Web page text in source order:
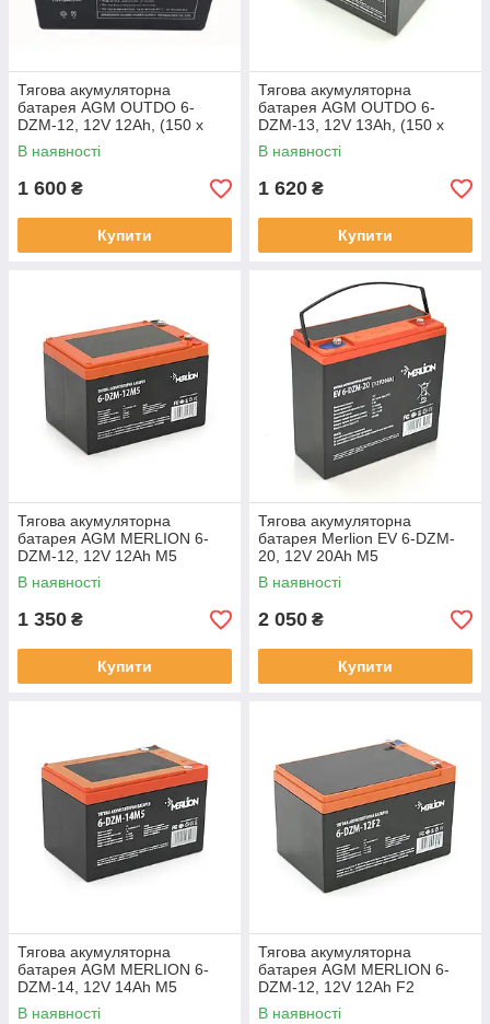
Тягова акумуляторна
батарея AGM OUTDO 6-
DZM-12, 12V 12Ah, (150 х
100 х 96), Q4
В наявності
1 600 ₴
Купити
Тягова акумуляторна
батарея AGM OUTDO 6-
DZM-13, 12V 13Ah, (150 х
100 х 96), Q4
В наявності
1 620 ₴
Купити
Тягова акумуляторна
батарея AGM MERLION 6-
DZM-12, 12V 12Ah M5
(151х98х101 мм) Orange Q3
В наявності
1 350 ₴
Купити
Тягова акумуляторна
батарея Merlion EV 6-DZM-
20, 12V 20Ah M5
(181*77*170), Q3
В наявності
2 050 ₴
Купити
Тягова акумуляторна
батарея AGM MERLION 6-
DZM-14, 12V 14Ah M5
(151х98х104 мм) Q3
В наявності
Тягова акумуляторна
батарея AGM MERLION 6-
DZM-12, 12V 12Ah F2
(151х98х101 мм) Orange Q3
В наявності